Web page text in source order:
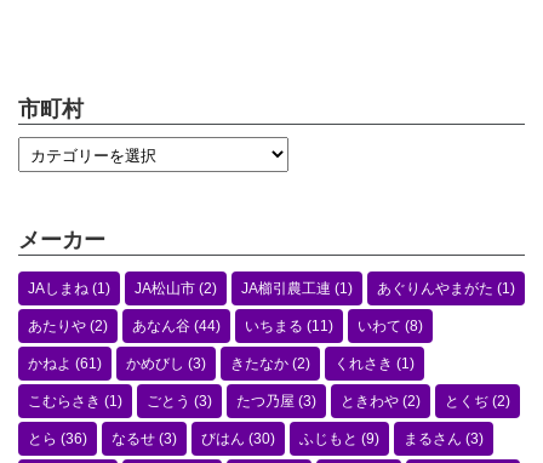
市町村
メーカー
JAしまね (1) JA松山市 (2) JA櫛引農工連 (1) あぐりんやまがた (1)
あたりや (2) あなん谷 (44) いちまる (11) いわて (8)
かねよ (61) かめびし (3) きたなか (2) くれさき (1)
こむらさき (1) ごとう (3) たつ乃屋 (3) ときわや (2) とくぢ (2)
とら (36) なるせ (3) びはん (30) ふじもと (9) まるさん (3)